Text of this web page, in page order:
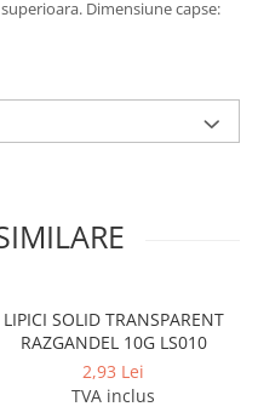
Dimensiune capse:
LIPICI SOLID TRANSPARENT
RAZGANDEL 10G LS010
2,93 Lei
TVA inclus